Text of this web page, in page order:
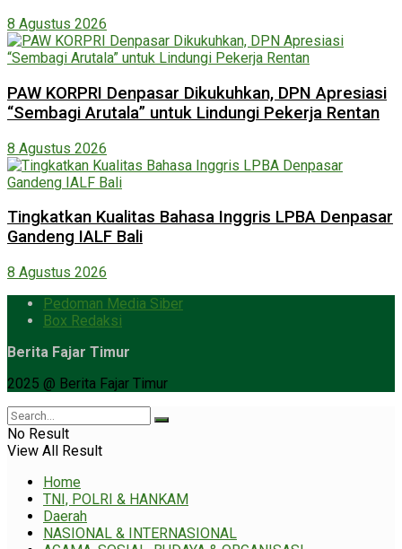
8 Agustus 2026
PAW KORPRI Denpasar Dikukuhkan, DPN Apresiasi
“Sembagi Arutala” untuk Lindungi Pekerja Rentan
8 Agustus 2026
Tingkatkan Kualitas Bahasa Inggris LPBA Denpasar
Gandeng IALF Bali
8 Agustus 2026
Pedoman Media Siber
Box Redaksi
Berita Fajar Timur
2025 @ Berita Fajar Timur
No Result
View All Result
Home
TNI, POLRI & HANKAM
Daerah
NASIONAL & INTERNASIONAL